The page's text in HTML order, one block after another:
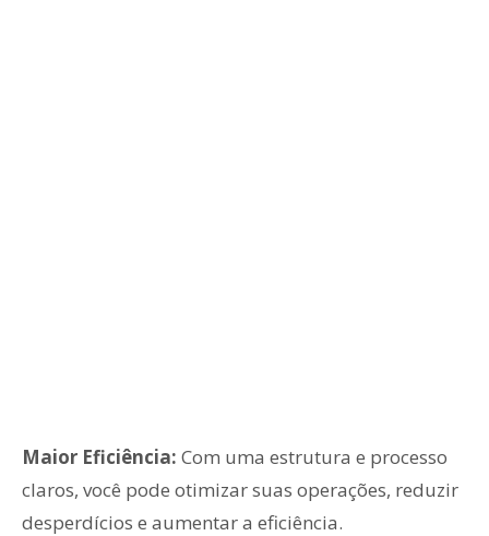
Maior Eficiência: Com uma estrutura e processo
claros, você pode otimizar suas operações, reduzir
desperdícios e aumentar a eficiência.